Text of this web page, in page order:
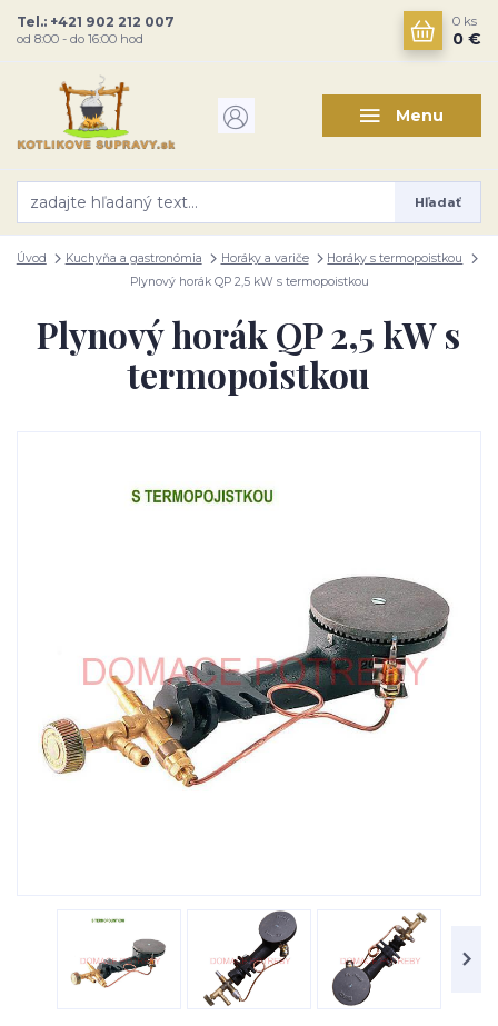
Menu
Hľadať
Tel.: +421 902 212 007
od 8:00 - do 16:00 hod
0 ks
0 €
Úvod Kuchyňa a gastronómia Horáky a variče
Horáky s termopoistkou
Plynový horák QP 2,5 kW s termopoistkou
Plynový horák QP 2,5 kW s
termopoistkou